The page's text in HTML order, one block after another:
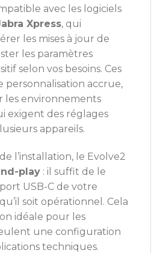
avec les logiciels
Xpress, qui
les mises à jour de
les paramètres
selon vos besoins. Ces
accrue,
environnements
exigent des réglages
appareils.
l’installation, le Evolve2
play : il suffit de le
USB-C de votre
soit opérationnel. Cela
idéale pour les
une configuration
techniques.